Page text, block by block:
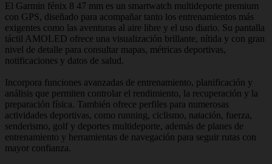
El Garmin fénix 8 47 mm es un smartwatch multideporte premium
con GPS, diseñado para acompañar tanto los entrenamientos más
exigentes como las aventuras al aire libre y el uso diario. Su pantalla
táctil AMOLED ofrece una visualización brillante, nítida y con gran
nivel de detalle para consultar mapas, métricas deportivas,
notificaciones y datos de salud.
Incorpora funciones avanzadas de entrenamiento, planificación y
análisis que permiten controlar el rendimiento, la recuperación y la
preparación física. También ofrece perfiles para numerosas
actividades deportivas, como running, ciclismo, natación, fuerza,
senderismo, golf y deportes multideporte, además de planes de
entrenamiento y herramientas de navegación para seguir rutas con
mayor confianza.